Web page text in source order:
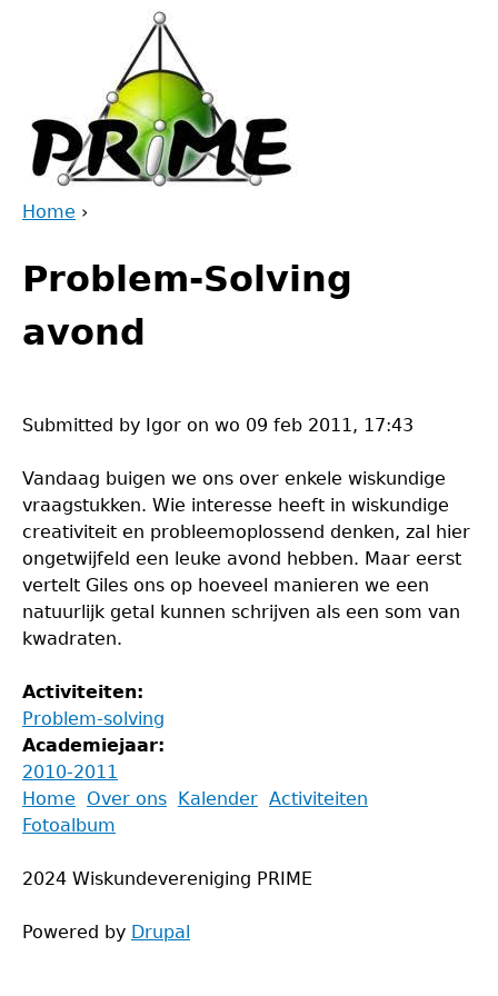
are
here
Home ›
to
top
Problem-Solving
avond
Submitted by Igor on wo 09 feb 2011, 17:43
Vandaag buigen we ons over enkele wiskundige
vraagstukken. Wie interesse heeft in wiskundige
creativiteit en probleemoplossend denken, zal hier
ongetwijfeld een leuke avond hebben. Maar eerst
vertelt Giles ons op hoeveel manieren we een
natuurlijk getal kunnen schrijven als een som van
kwadraten.
Activiteiten:
Problem-solving
Academiejaar:
2010-2011
Back
to
Main
menu
Home Over ons Kalender Activiteiten
Fotoalbum
2024 Wiskundevereniging PRIME
Powered by Drupal